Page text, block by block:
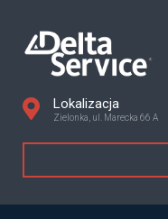
Lokalizacja
Zielonka, ul. Marecka 66 A